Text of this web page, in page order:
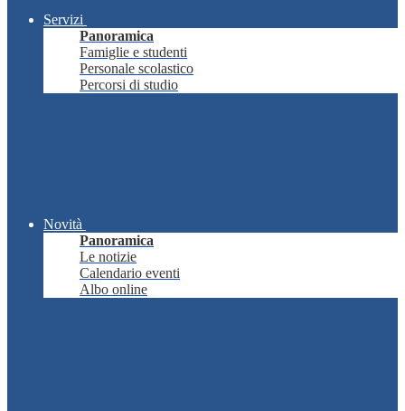
Servizi
Panoramica
Famiglie e studenti
Personale scolastico
Percorsi di studio
Novità
Panoramica
Le notizie
Calendario eventi
Albo online